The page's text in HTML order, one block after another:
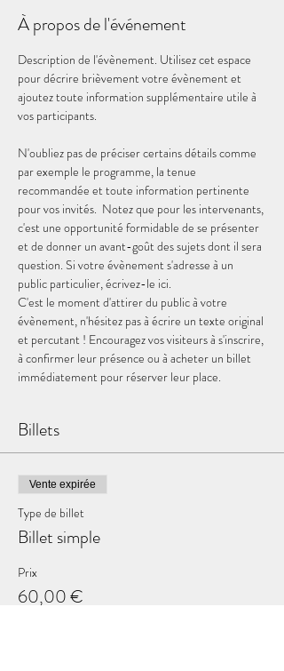
À propos de l'événement
Description de l'évènement. Utilisez cet espace
pour décrire brièvement votre évènement et
ajoutez toute information supplémentaire utile à
vos participants.
N'oubliez pas de préciser certains détails comme
par exemple le programme, la tenue
recommandée et toute information pertinente
pour vos invités.  Notez que pour les intervenants,
c'est une opportunité formidable de se présenter
et de donner un avant-goût des sujets dont il sera
question. Si votre évènement s'adresse à un
public particulier, écrivez-le ici.
C'est le moment d'attirer du public à votre
évènement, n'hésitez pas à écrire un texte original
et percutant ! Encouragez vos visiteurs à s'inscrire,
à confirmer leur présence ou à acheter un billet
immédiatement pour réserver leur place.
Billets
Vente expirée
Type de billet
Billet simple
Prix
60,00 €